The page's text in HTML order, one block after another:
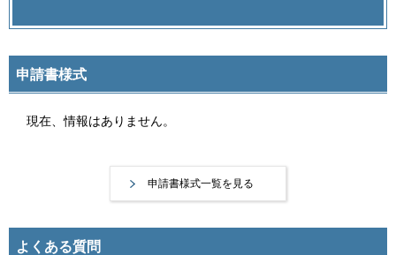
申請書様式
現在、情報はありません。
申請書様式一覧を見る
よくある質問